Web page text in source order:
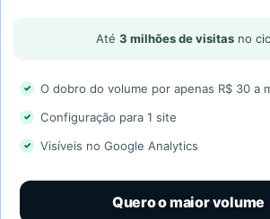
Até 3 milhões de visitas no
O dobro do volume por apenas R$ 30 a
Configuração para 1 site
Visíveis no Google Analytics
Quero o maior volume